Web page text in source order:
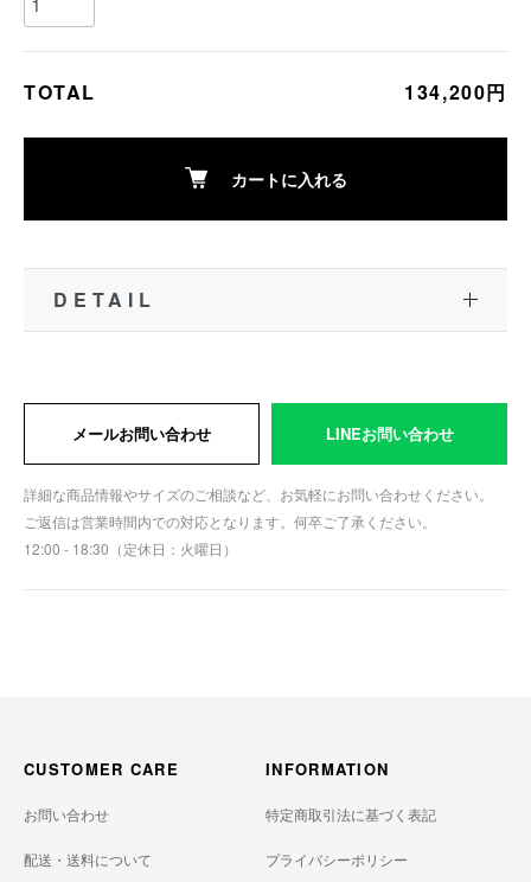
TOTAL 134,200円
カートに入れる
DETAIL
メールお問い合わせ LINEお問い合わせ
詳細な商品情報やサイズのご相談など、お気軽にお問い合わせください。
ご返信は営業時間内での対応となります。何卒ご了承ください。
12:00 - 18:30（定休日：火曜日）
CUSTOMER CARE
お問い合わせ
配送・送料について
INFORMATION
特定商取引法に基づく表記
プライバシーポリシー